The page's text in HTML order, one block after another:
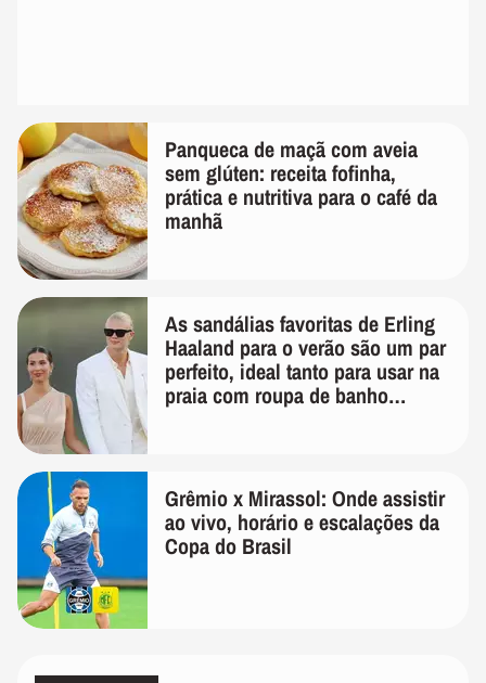
Panqueca de maçã com aveia
sem glúten: receita fofinha,
prática e nutritiva para o café da
manhã
As sandálias favoritas de Erling
Haaland para o verão são um par
perfeito, ideal tanto para usar na
praia com roupa de banho
Grêmio x Mirassol: Onde assistir
ao vivo, horário e escalações da
Copa do Brasil